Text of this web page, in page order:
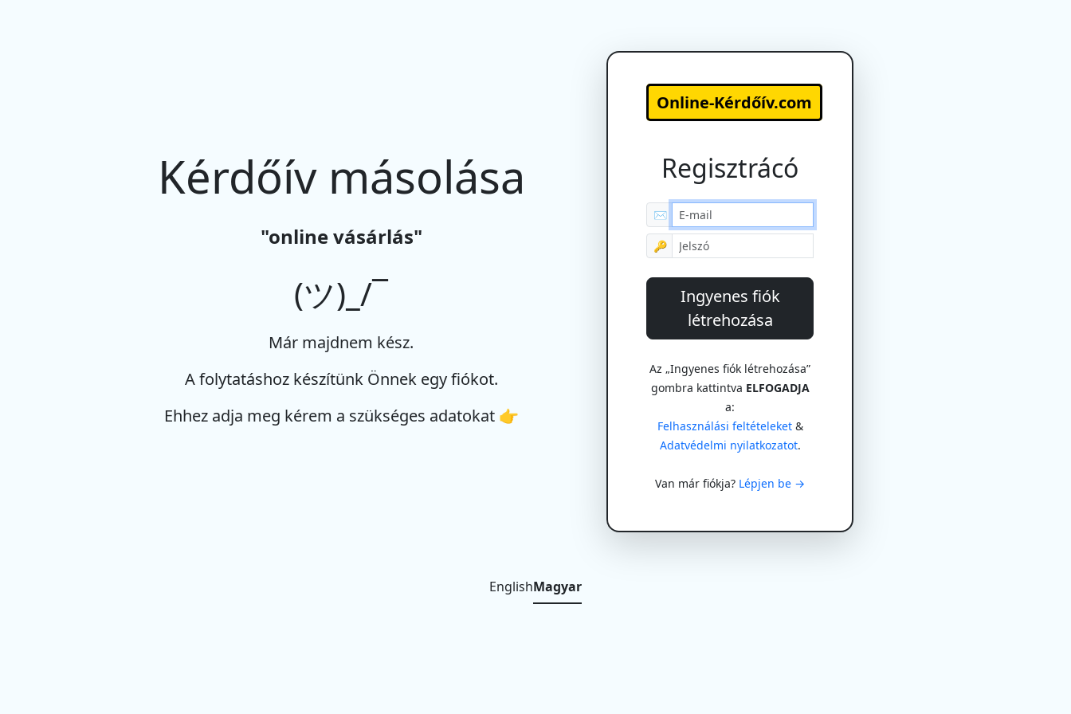
Online-Kérdőív.com
Regisztrácó
✉
🔑
Ingyenes fiók
létrehozása
Az „Ingyenes fiók létrehozása”
gombra kattintva ELFOGADJA
a:
Felhasználási feltételeket&
Adatvédelmi nyilatkozatot.
Van már fiókja? Lépjen be →
Kérdőív másolása
"online vásárlás"
(ツ)_/¯
Már majdnem kész.
A folytatáshoz készítünk Önnek egy fiókot.
Ehhez adja meg kérem a szükséges adatokat 👉
EnglishMagyar